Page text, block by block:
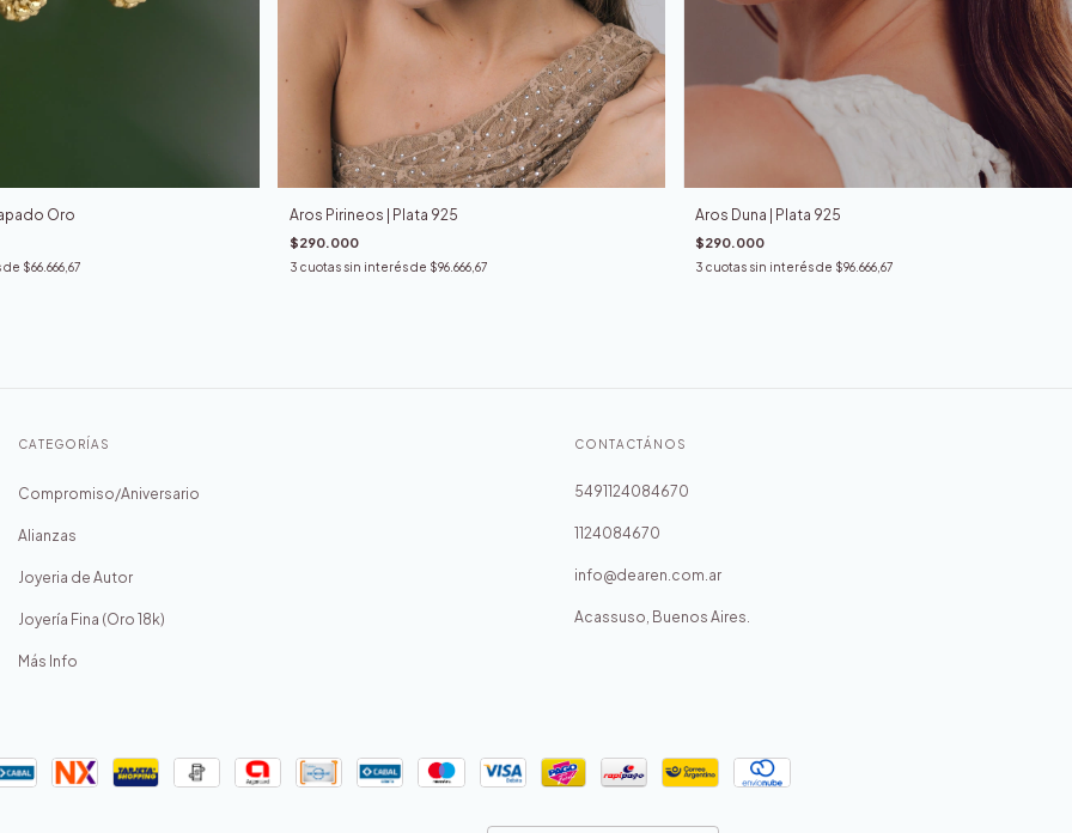
Oro
de $66.666,67
Aros Pirineos | Plata 925
$290.000
3 cuotas sin interés de $96.666,67
Aros Duna | Plata 925
$290.000
3 cuotas sin interés de $96.666,67
CATEGORÍAS
Compromiso/Aniversario
Alianzas
Joyeria de Autor
Joyería Fina (Oro 18k)
Más Info
CONTACTÁNOS
5491124084670
1124084670
info@dearen.com.ar
Acassuso, Buenos Aires.